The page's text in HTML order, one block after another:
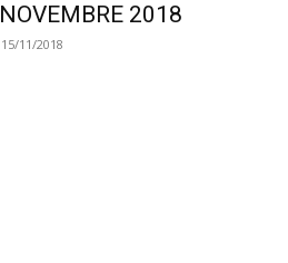
2018
15/11/2018